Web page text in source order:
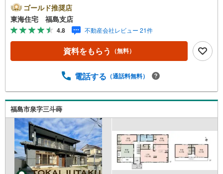
心できる家！【東海住宅って？】●福島市に事務所を開設し
30年！豊富な物件情報でお客様をお迎えいたします！【ロ
ーンの相談無料！】●「住宅ローン通るかな？」様々なお悩
みございませんか？●お客様をサポートしながら代行で無料
審査いたします！●秘密厳守、無理な営業も致しません。＼
ライフプランシュミレーション無料受付中！/人気です ●
払いを見直したい！」●審査・購入前に安心 プロが資金・
子様大歓迎 】●キッズスペースやベビーベッドを完備（オ
ムツあります）●女性スタッフがお子様が飽きてしまわない
ようお手伝いいたします ●ご家族おそろいでぜひご来店く
ださい！
ゴールド推奨店
東海住宅 福島支店
4.8 不動産会社レビュー 21件
資料をもらう （無料）
電話する （通話料無料）
福島市泉字三斗蒔